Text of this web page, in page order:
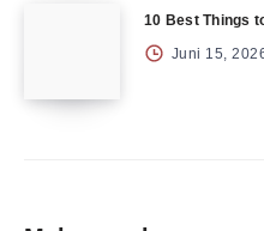
10 Best Things
Juni 15,